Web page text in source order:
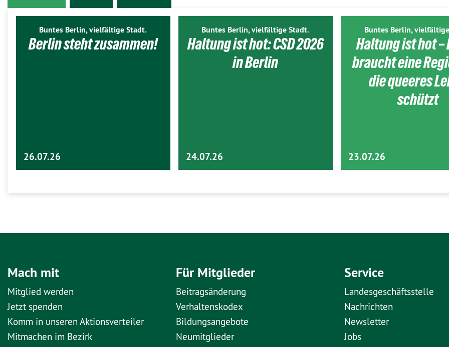
Buntes Berlin, vielfältige Stadt.
Berlin steht zusammen!
26.07.26
Buntes Berlin, vielfältige Stadt.
Haltung ist hot: CSD 2026
in Berlin
24.07.26
Buntes Berlin,
Haltung ist hot –
braucht eine
die queeres
schützt
23.07.26
Mach mit
Mitglied werden
Jetzt spenden
Komm in unseren Aktionsverteiler
Mitmachen im Bezirk
Für Mitglieder
Beitragsänderung
Verhaltenskodex
Bildungsangebote
Neumitglieder
Service
Landesgeschäftsstelle
Nachrichten
Newsletter
Jobs